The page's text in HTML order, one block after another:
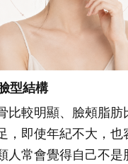
型結構
比較明顯、臉頰脂肪
，即使年紀不大，也
人常會覺得自己不是